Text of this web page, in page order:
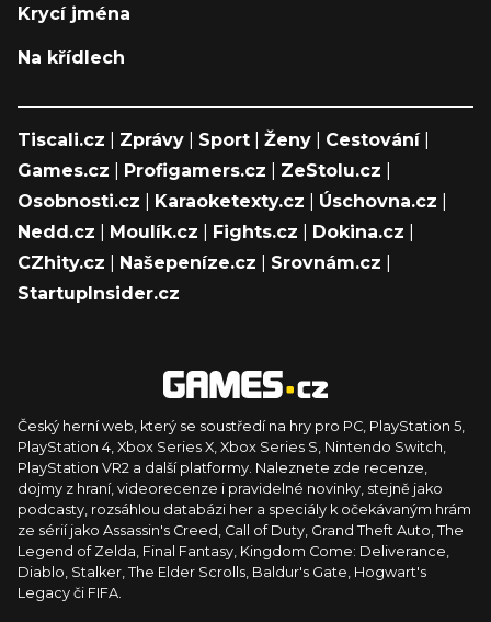
Krycí jména
Na křídlech
Tiscali.cz Zprávy Sport Ženy Cestování|
Games.cz
Profigamers.cz ZeStolu.cz
Osobnosti.cz
Karaoketexty.cz Úschovna.cz
Nedd.cz
Moulík.cz Fights.cz Dokina.cz
CZhity.cz
Našepeníze.cz Srovnám.cz
StartupInsider.cz
Český herní web, který se soustředí na hry pro PC, PlayStation 5,
PlayStation 4, Xbox Series X, Xbox Series S, Nintendo Switch,
PlayStation VR2 a další platformy. Naleznete zde recenze,
dojmy z hraní, videorecenze i pravidelné novinky, stejně jako
podcasty, rozsáhlou databázi her a speciály k očekávaným hrám
ze sérií jako Assassin's Creed, Call of Duty, Grand Theft Auto, The
Legend of Zelda, Final Fantasy, Kingdom Come: Deliverance,
Diablo, Stalker, The Elder Scrolls, Baldur's Gate, Hogwart's
Legacy či FIFA.